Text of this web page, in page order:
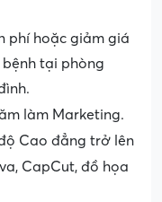
phí hoặc giảm giá
tại phòng
làm Marketing.
Cao đẳng trở lên
CapCut, đồ họa